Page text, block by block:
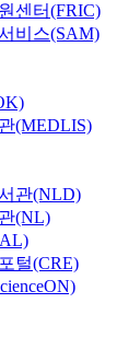
센터(FRIC)
비스(SAM)
(MEDLIS)
관(NLD)
(NL)
털(CRE)